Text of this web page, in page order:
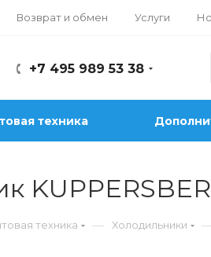
Возврат и обмен Услуги
+7 495 989 53 38
техника
техника — Холодильники